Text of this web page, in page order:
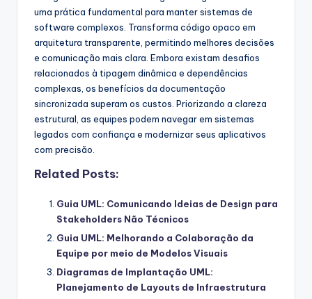
uma prática fundamental para manter sistemas de
software complexos. Transforma código opaco em
arquitetura transparente, permitindo melhores decisões
e comunicação mais clara. Embora existam desafios
relacionados à tipagem dinâmica e dependências
complexas, os benefícios da documentação
sincronizada superam os custos. Priorizando a clareza
estrutural, as equipes podem navegar em sistemas
legados com confiança e modernizar seus aplicativos
com precisão.
Related Posts:
Guia UML: Comunicando Ideias de Design para
Stakeholders Não Técnicos
Guia UML: Melhorando a Colaboração da
Equipe por meio de Modelos Visuais
Diagramas de Implantação UML:
Planejamento de Layouts de Infraestrutura